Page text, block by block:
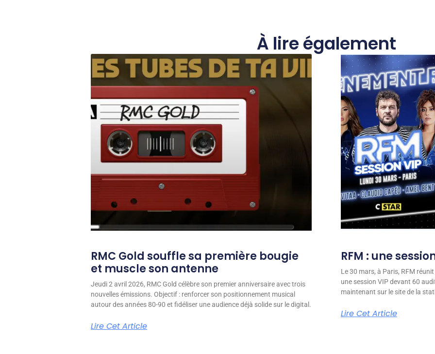
À lire également
RMC Gold souffle sa première bougie
et muscle son antenne
Jeudi 2 avril 2026, RMC Gold célèbre son premier anniversaire avec trois
nouvelles émissions. Objectif : renforcer son positionnement musical
autour des années 80-90 et fidéliser une audience déjà solide sur le digital.
Lire Cet Article
RFM : une
Le 30 mars, à Paris, RFM
une session VIP devant 60
maintenant sur le site de la
Lire Cet Article